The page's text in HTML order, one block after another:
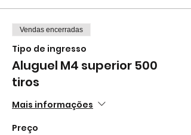
Vendas encerradas
Tipo de ingresso
Aluguel M4 superior 500
tiros
Mais informações
Preço